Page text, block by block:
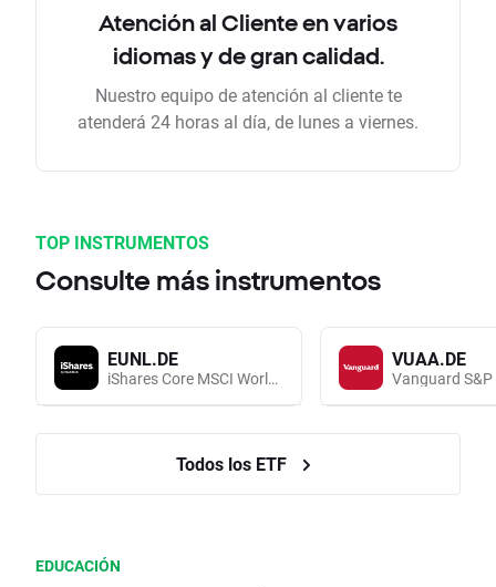
Atención al Cliente en varios
idiomas y de gran calidad.
Nuestro equipo de atención al cliente te
atenderá 24 horas al día, de lunes a viernes.
TOP INSTRUMENTOS
Consulte más instrumentos
EUNL.DE
iShares Core MSCI World UCITS (Acc EUR)
VUAA.DE
Todos los ETF
EDUCACIÓN